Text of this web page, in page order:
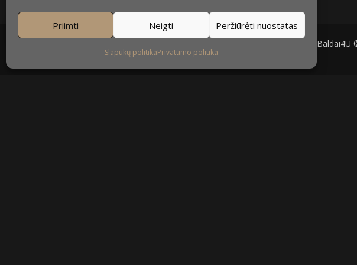
Priimti Neigti Peržiūrėti nuostatas
Slapukų politikaPrivatumo politika
Baldai4U